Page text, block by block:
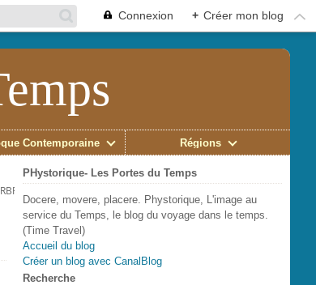
Connexion + Créer mon blog
Contemporaine Régions
DANS LE CIMETIÈRE DU MONASTÈRE DE ST-MARTIAL
PHystorique- Les Portes du Temps
Docere, movere, placere. Phystorique, L'image au
service du Temps, le blog du voyage dans le temps.
(Time Travel)
Accueil du blog
Créer un blog avec CanalBlog
Recherche